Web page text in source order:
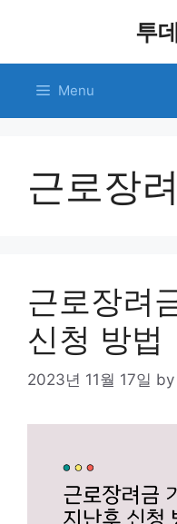
투
Menu
근로장
근로장려
신청 방법
2023년 11월 17일 by